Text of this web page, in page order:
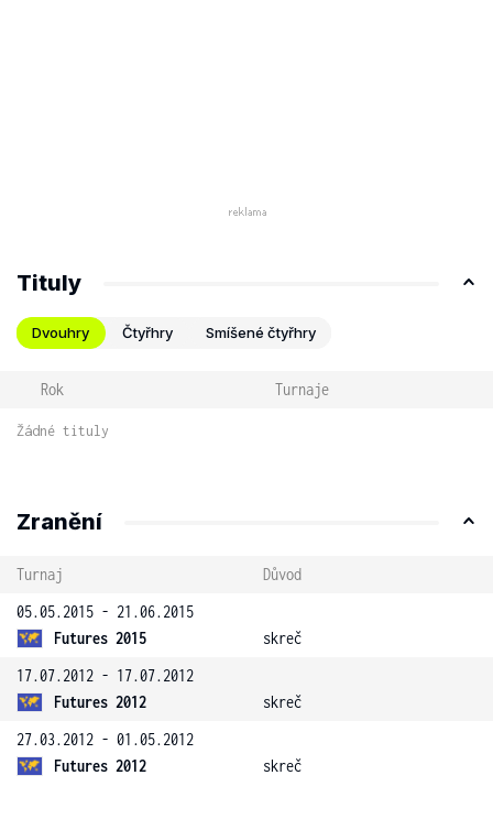
Tituly
Dvouhry Čtyřhry Smíšené čtyřhry
Rok Turnaje
Žádné tituly
Zranění
Turnaj
Důvod
05.05.2015 - 21.06.2015
Futures 2015
skreč
17.07.2012 - 17.07.2012
Futures 2012
skreč
27.03.2012 - 01.05.2012
Futures 2012
skreč